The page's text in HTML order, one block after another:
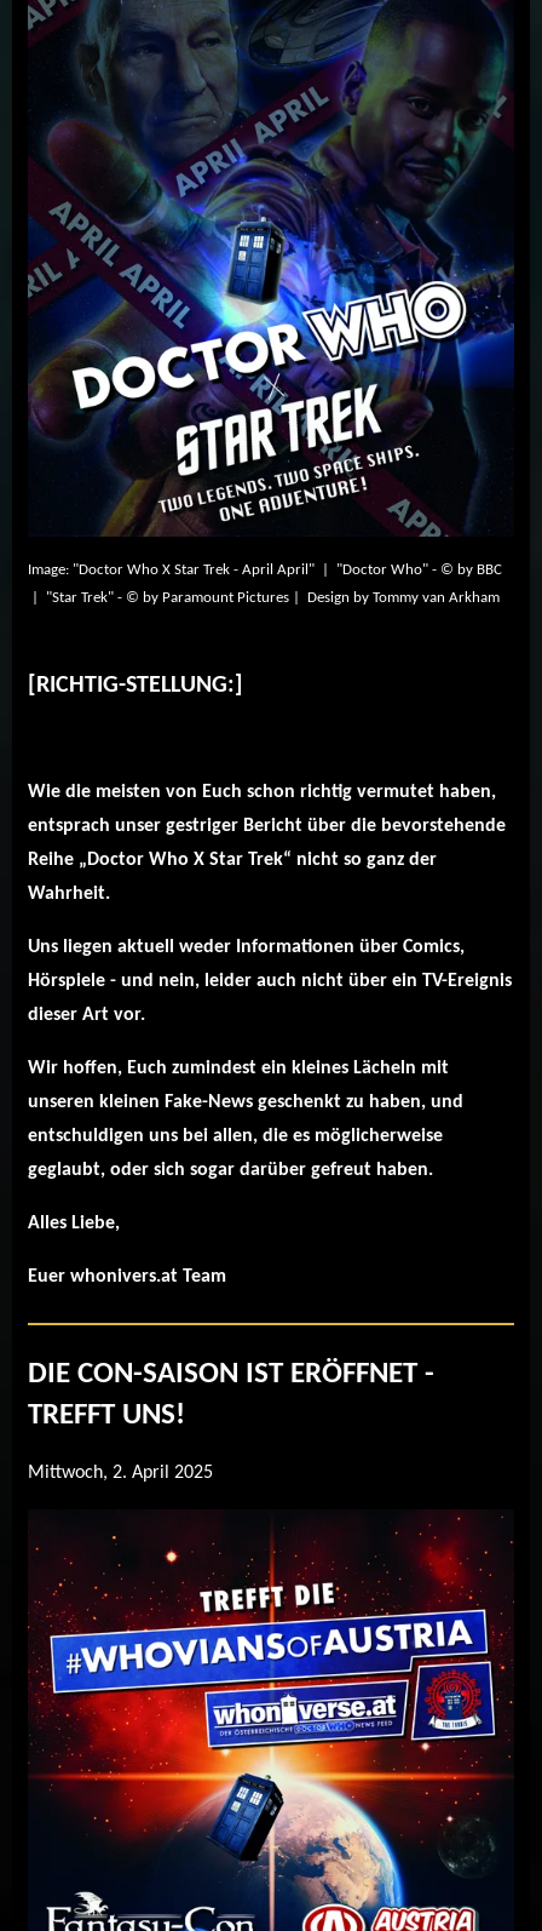
Image: "Doctor Who X Star Trek - April April" | "Doctor Who" - © by BBC
| "Star Trek" - © by Paramount Pictures | Design by Tommy van Arkham
[RICHTIG-STELLUNG:]
Wie die meisten von Euch schon richtig vermutet haben,
entsprach unser gestriger Bericht über die bevorstehende
Reihe „Doctor Who X Star Trek“ nicht so ganz der
Wahrheit.
Uns liegen aktuell weder Informationen über Comics,
Hörspiele - und nein, leider auch nicht über ein TV-Ereignis
dieser Art vor.
Wir hoffen, Euch zumindest ein kleines Lächeln mit
unseren kleinen Fake-News geschenkt zu haben, und
entschuldigen uns bei allen, die es möglicherweise
geglaubt, oder sich sogar darüber gefreut haben.
Alles Liebe,
Euer whonivers.at Team
DIE CON-SAISON IST ERÖFFNET -
TREFFT UNS!
Mittwoch, 2. April 2025